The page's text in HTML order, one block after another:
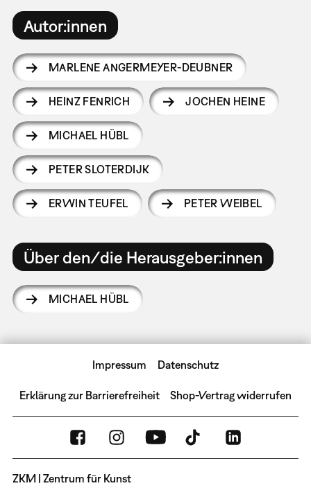
Autor:innen
MARLENE ANGERMEYER-DEUBNER
HEINZ FENRICH JOCHEN HEINE
MICHAEL HÜBL
PETER SLOTERDIJK
ERWIN TEUFEL PETER WEIBEL
Über den/die Herausgeber:innen
MICHAEL HÜBL
Impressum Datenschutz
Erklärung zur Barrierefreiheit Shop-Vertrag widerrufen
ZKM | Zentrum für Kunst